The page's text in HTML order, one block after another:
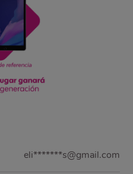
eli*******s@gmail.com